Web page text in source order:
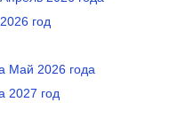
год
Май 2026 года
2027 год